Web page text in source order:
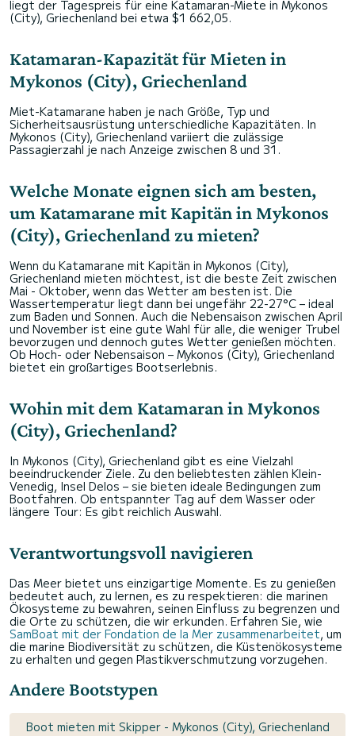
liegt der Tagespreis für eine Katamaran-Miete in Mykonos
(City), Griechenland bei etwa $1 662,05.
Katamaran-Kapazität für Mieten in
Mykonos (City), Griechenland
Miet-Katamarane haben je nach Größe, Typ und
Sicherheitsausrüstung unterschiedliche Kapazitäten. In
Mykonos (City), Griechenland variiert die zulässige
Passagierzahl je nach Anzeige zwischen 8 und 31.
Welche Monate eignen sich am besten,
um Katamarane mit Kapitän in Mykonos
(City), Griechenland zu mieten?
Wenn du Katamarane mit Kapitän in Mykonos (City),
Griechenland mieten möchtest, ist die beste Zeit zwischen
Mai - Oktober, wenn das Wetter am besten ist. Die
Wassertemperatur liegt dann bei ungefähr 22-27°C – ideal
zum Baden und Sonnen. Auch die Nebensaison zwischen April
und November ist eine gute Wahl für alle, die weniger Trubel
bevorzugen und dennoch gutes Wetter genießen möchten.
Ob Hoch- oder Nebensaison – Mykonos (City), Griechenland
bietet ein großartiges Bootserlebnis.
Wohin mit dem Katamaran in Mykonos
(City), Griechenland?
In Mykonos (City), Griechenland gibt es eine Vielzahl
beeindruckender Ziele. Zu den beliebtesten zählen Klein-
Venedig, Insel Delos – sie bieten ideale Bedingungen zum
Bootfahren. Ob entspannter Tag auf dem Wasser oder
längere Tour: Es gibt reichlich Auswahl.
Verantwortungsvoll navigieren
Das Meer bietet uns einzigartige Momente. Es zu genießen
bedeutet auch, zu lernen, es zu respektieren: die marinen
Ökosysteme zu bewahren, seinen Einfluss zu begrenzen und
die Orte zu schützen, die wir erkunden. Erfahren Sie, wie
SamBoat mit der Fondation de la Mer zusammenarbeitet, um
die marine Biodiversität zu schützen, die Küstenökosysteme
zu erhalten und gegen Plastikverschmutzung vorzugehen.
Andere Bootstypen
Boot mieten mit Skipper - Mykonos (City), Griechenland